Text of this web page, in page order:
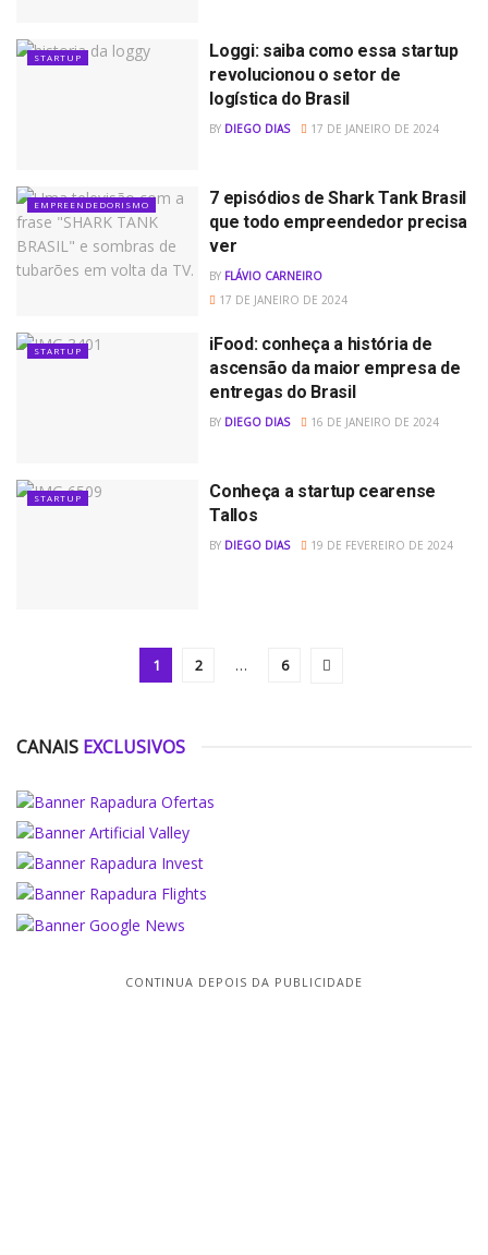
STARTUP
Loggi: saiba como essa startup
revolucionou o setor de
logística do Brasil
BY DIEGO DIAS 17 DE JANEIRO DE 2024
EMPREENDEDORISMO
7 episódios de Shark Tank Brasil
que todo empreendedor precisa
ver
BY FLÁVIO CARNEIRO
17 DE JANEIRO DE 2024
STARTUP
iFood: conheça a história de
ascensão da maior empresa de
entregas do Brasil
BY DIEGO DIAS 16 DE JANEIRO DE 2024
STARTUP
Conheça a startup cearense
Tallos
BY DIEGO DIAS 19 DE FEVEREIRO DE 2024
1 2 … 6
CANAIS EXCLUSIVOS
CONTINUA DEPOIS DA PUBLICIDADE